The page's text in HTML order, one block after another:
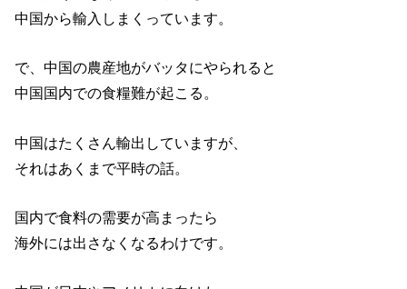
中国から輸入しまくっています。
で、中国の農産地がバッタにやられると
中国国内での食糧難が起こる。
中国はたくさん輸出していますが、
それはあくまで平時の話。
国内で食料の需要が高まったら
海外には出さなくなるわけです。